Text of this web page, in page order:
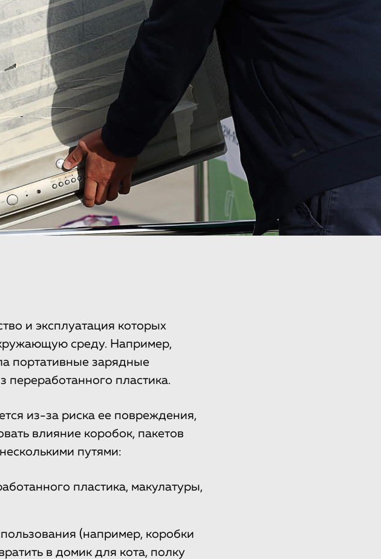
и эксплуатация которых
среду. Например,
портативные зарядные
переработанного пластика.
из-за риска ее повреждения,
влияние коробок, пакетов
путями:
пластика, макулатуры,
(например, коробки
в домик для кота, полку